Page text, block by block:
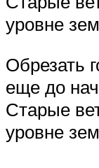
уровне
Обрезать
еще до
Старые
уровне